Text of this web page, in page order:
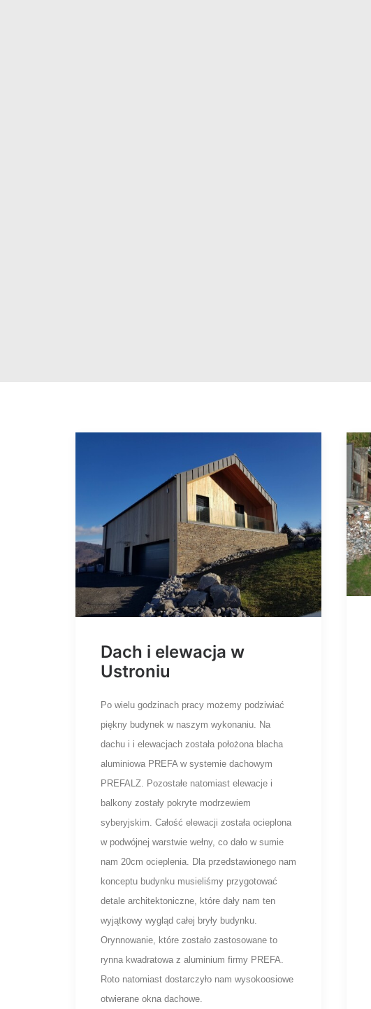
Dach i elewacja w
Ustroniu
Po wielu godzinach pracy możemy podziwiać
piękny budynek w naszym wykonaniu. Na
dachu i i elewacjach została położona blacha
aluminiowa PREFA w systemie dachowym
PREFALZ. Pozostałe natomiast elewacje i
balkony zostały pokryte modrzewiem
syberyjskim. Całość elewacji została ocieplona
w podwójnej warstwie wełny, co dało w sumie
nam 20cm ocieplenia. Dla przedstawionego nam
konceptu budynku musieliśmy przygotować
detale architektoniczne, które dały nam ten
wyjątkowy wygląd całej bryły budynku.
Orynnowanie, które zostało zastosowane to
rynna kwadratowa z aluminium firmy PREFA.
Roto natomiast dostarczyło nam wysokoosiowe
otwierane okna dachowe.